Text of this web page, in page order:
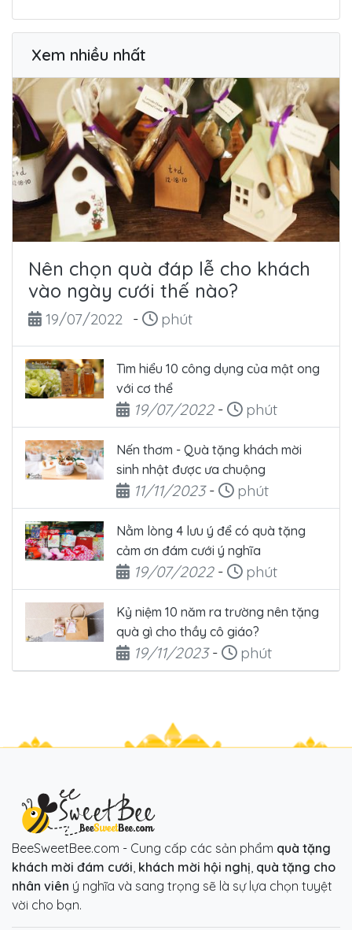
Xem nhiều nhất
Nên chọn quà đáp lễ cho khách
vào ngày cưới thế nào?
Ngày đăng
19/07/2022 - Thời gian đọc
phút
Tìm hiểu 10 công dụng của mật ong
với cơ thể
Ngày đăng
19/07/2022- Thời gian đọc
phút
Nến thơm - Quà tặng khách mời
sinh nhật được ưa chuộng
Ngày đăng
11/11/2023- Thời gian đọc
phút
Nằm lòng 4 lưu ý để có quà tặng
cảm ơn đám cưới ý nghĩa
Ngày đăng
19/07/2022- Thời gian đọc
phút
Kỷ niệm 10 năm ra trường nên tặng
quà gì cho thầy cô giáo?
Ngày đăng
19/11/2023- Thời gian đọc
phút
BeeSweetBee.com - Cung cấp các sản phẩm quà tặng
khách mời đám cưới khách mời hội nghị quà tặng cho
nhân viên ý nghĩa và sang trọng sẽ là sự lựa chọn tuyệt
vời cho bạn.